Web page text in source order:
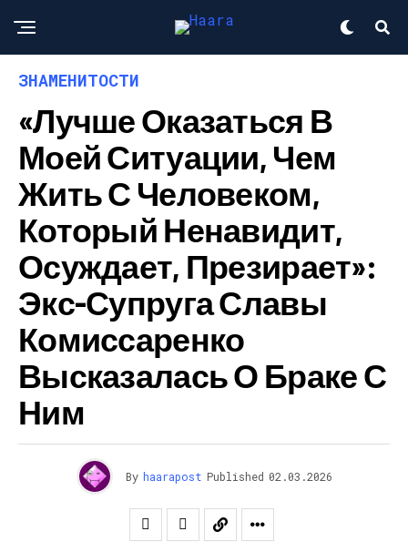
ЗНАМЕНИТОСТИ
«Лучше Оказаться В
Моей Ситуации, Чем
Жить С Человеком,
Который Ненавидит,
Осуждает, Презирает»:
Экс-Супруга Славы
Комиссаренко
Высказалась О Браке С
Ним
By haarapost Published 02.03.2026